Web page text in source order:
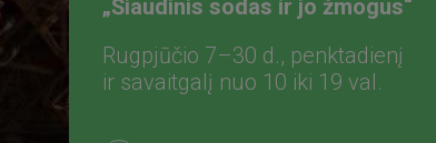
prekyboje!